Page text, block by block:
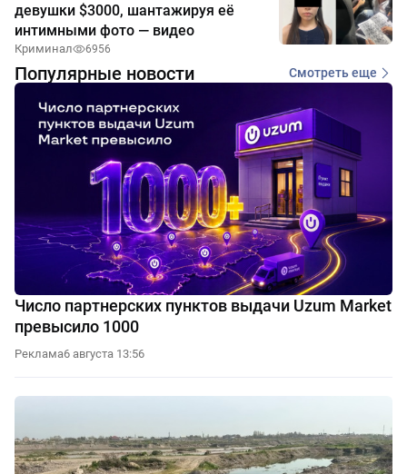
девушки $3000, шантажируя её
интимными фото — видео
Криминал 6956
Популярные новости Смотреть еще
Число партнерских пунктов выдачи Uzum Market
превысило 1000
Реклама6 августа 13:56